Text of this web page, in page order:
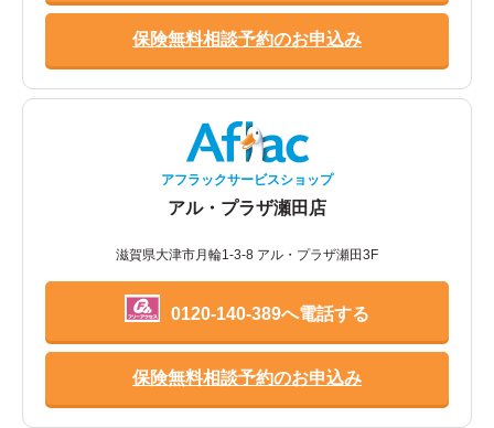
保険無料相談予約のお申込み
アフラックサービスショップ
アル・プラザ瀬田店
滋賀県大津市月輪1-3-8 アル・プラザ瀬田3F
0120-140-389へ電話する
保険無料相談予約のお申込み